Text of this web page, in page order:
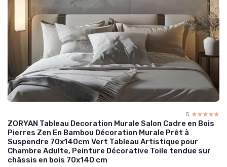
5 ☆☆☆☆☆
★★★★★
ZORYAN Tableau Decoration Murale Salon Cadre en Bois
Pierres Zen En Bambou Décoration Murale Prêt à
Suspendre 70x140cm Vert Tableau Artistique pour
Chambre Adulte, Peinture Décorative Toile tendue sur
châssis en bois 70x140 cm